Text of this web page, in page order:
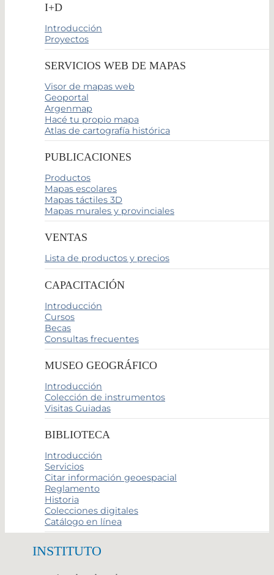
I+D
Introducción
Proyectos
SERVICIOS WEB DE MAPAS
Visor de mapas web
Geoportal
Argenmap
Hacé tu propio mapa
Atlas de cartografía histórica
PUBLICACIONES
Productos
Mapas escolares
Mapas táctiles 3D
Mapas murales y provinciales
VENTAS
Lista de productos y precios
CAPACITACIÓN
Introducción
Cursos
Becas
Consultas frecuentes
MUSEO GEOGRÁFICO
Introducción
Colección de instrumentos
Visitas Guiadas
BIBLIOTECA
Introducción
Servicios
Citar información geoespacial
Reglamento
Historia
Colecciones digitales
Catálogo en línea
INSTITUTO